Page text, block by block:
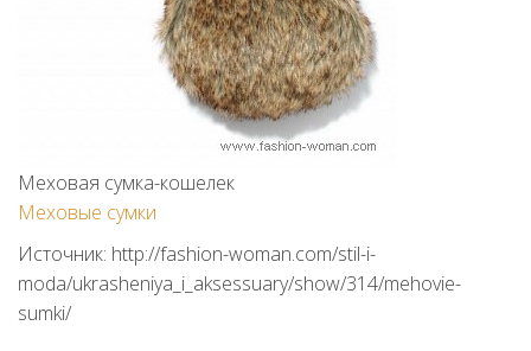
Меховая сумка-кошелек
Меховые сумки
Источник: http://fashion-woman.com/stil-i-
moda/ukrasheniya_i_aksessuary/show/314/mehovie-
sumki/